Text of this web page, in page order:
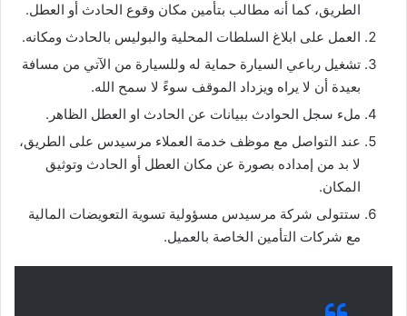
الطريق، كما أنه مطالب بتأمين مكان وقوع الحادث أو العطل.
العمل على ابلاغ السلطات المحلية والبوليس بالحادث ومكانه.
تشغيل رباعي السيارة حماية له وللسيارة من الآتي من مسافة
بعيدة أن لا يراه ويزداد الموقف سوءً لا سمح الله.
ملء سجل الحوادث ببيانات عن الحادث او العطل الظاهر.
عند التواصل مع موظف خدمة العملاء مرسيدس على الطريق،
لا بد من إمداده بصورة عن مكان العطل أو الحادث وتوثيق
المكان.
ستتولى شركة مرسيدس مسؤولية تسوية التعويضات المالية
مع شركات التأمين الخاصة بالعميل.